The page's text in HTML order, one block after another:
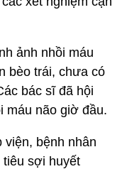
ảnh nhồi máu
bèo trái, chưa có
bác sĩ đã hội
máu não giờ đầu.
viện, bệnh nhân
sợi huyết